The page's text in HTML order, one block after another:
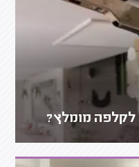
לקלפה מומלץ?